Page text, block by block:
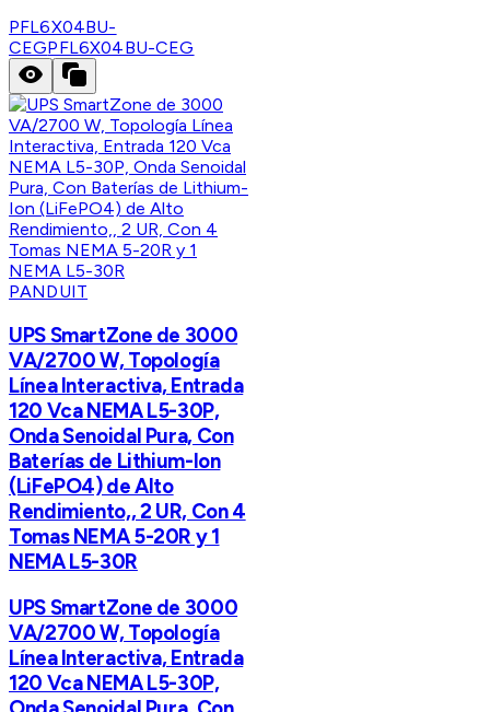
PFL6X04BU-
CEGPFL6X04BU-CEG
PANDUIT
UPS SmartZone de 3000
VA/2700 W, Topología
Línea Interactiva, Entrada
120 Vca NEMA L5-30P,
Onda Senoidal Pura, Con
Baterías de Lithium-Ion
(LiFePO4) de Alto
Rendimiento,, 2 UR, Con 4
Tomas NEMA 5-20R y 1
NEMA L5-30R
UPS SmartZone de 3000
VA/2700 W, Topología
Línea Interactiva, Entrada
120 Vca NEMA L5-30P,